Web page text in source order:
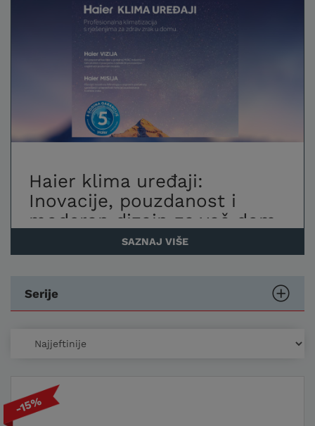
Haier klima uređaji:
Inovacije, pouzdanost i
moderan dizajn za vaš dom
Haier je globalno prepoznat kao jedan od
zahvaljujući svojoj dugogodišnjoj tradiciji
inovacija, vrhunskoj kvaliteti i brizi za
sofisticiranu tehnologiju s modernim
učinkovitosti i pouzdanosti. Ako tražite
optimalno rješenje za grijanje i hlađenje
prostora, Haier klima uređaji nude niz
SAZNAJ VIŠE
Serije
-15%